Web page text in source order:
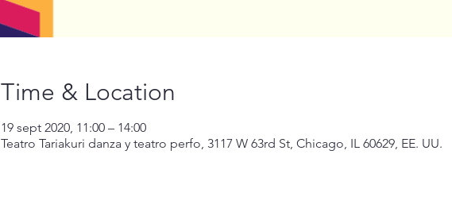
Time & Location
19 sept 2020, 11:00 – 14:00
Teatro Tariakuri danza y teatro perfo, 3117 W 63rd St, Chicago, IL 60629, EE. UU.